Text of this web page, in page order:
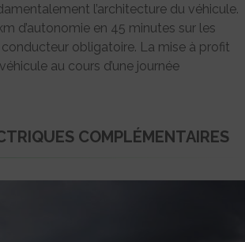
l’architecture du véhicule.
d’autonomie en 45 minutes sur les
obligatoire. La mise à profit
au cours d’une journée
COMPLÉMENTAIRES